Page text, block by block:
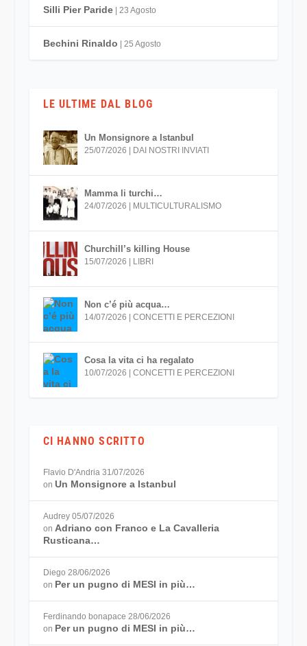
Silli Pier Paride| 23 Agosto
Bechini Rinaldo | 25 Agosto
LE ULTIME DAL BLOG
Un Monsignore a Istanbul
25/07/2026 | DAI NOSTRI INVIATI
Mamma li turchi…
24/07/2026 | MULTICULTURALISMO
Churchill’s killing House
15/07/2026 | LIBRI
Non c’é più acqua…
14/07/2026 | CONCETTI E PERCEZIONI
Cosa la vita ci ha regalato
10/07/2026 | CONCETTI E PERCEZIONI
CI HANNO SCRITTO
Flavio D'Andria 31/07/2026
on Un Monsignore a Istanbul
Audrey 05/07/2026
on Adriano con Franco e La Cavalleria
Rusticana…
Diego 28/06/2026
on Per un pugno di MESI in più…
Ferdinando bonapace 28/06/2026
on Per un pugno di MESI in più…